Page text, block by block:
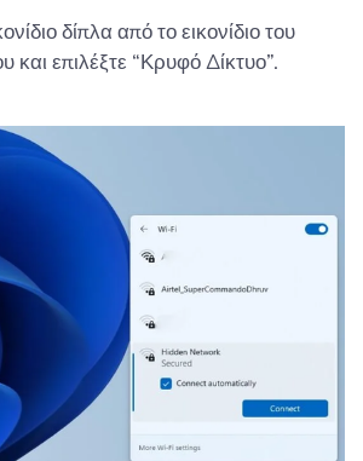
δίπλα από το εικονίδιο του
και επιλέξτε “Κρυφό Δίκτυο”.